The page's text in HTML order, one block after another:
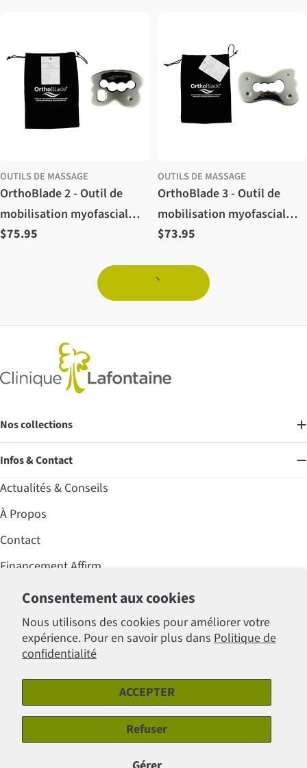
Consentement aux cookies
Nous utilisons des cookies pour améliorer votre
expérience. Pour en savoir plus dans Politique de
confidentialité
ACCEPTER
Refuser
OUTILS DE MASSAGE
OrthoBlade 2 - Outil de
mobilisation myofascial
spécialisé
Prix
$75.95
OUTILS DE MASSAGE
OrthoBlade 3 - Outil de
mobilisation myofascial
spécialisé
Prix
régulier
$73.95
Nos collections
Infos & Contact
Actualités & Conseils
À Propos
Contact
Financement Affirm
Foire aux questions (FAQ)
Professionnels
Politiques
Modes
paiement
FacebookInstagram